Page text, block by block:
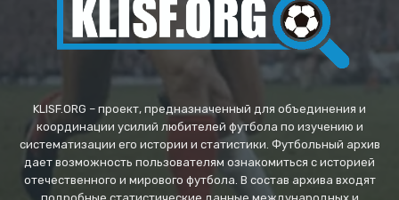
KLISF.ORG – проект, предназначенный для объединения и
координации усилий любителей футбола по изучению и
систематизации его истории и статистики. Футбольный архив
дает возможность пользователям ознакомиться с историей
отечественного и мирового футбола. В состав архива входят